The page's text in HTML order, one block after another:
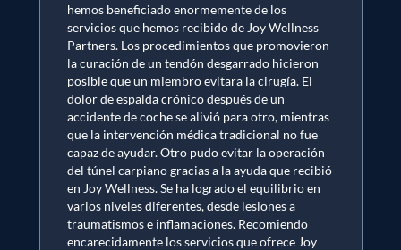
hemos beneficiado enormemente de los
servicios que hemos recibido de Joy Wellness
Partners. Los procedimientos que promovieron
la curación de un tendón desgarrado hicieron
posible que un miembro evitara la cirugía. El
dolor de espalda crónico después de un
accidente de coche se alivió para otro, mientras
que la intervención médica tradicional no fue
capaz de ayudar. Otro pudo evitar la operación
del túnel carpiano gracias a la ayuda que recibió
en Joy Wellness. Se ha logrado el equilibrio en
varios niveles diferentes, desde lesiones a
traumatismos e inflamaciones. Recomiendo
encarecidamente los servicios que ofrece Joy